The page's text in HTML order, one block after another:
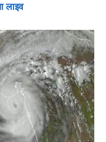
लाइव